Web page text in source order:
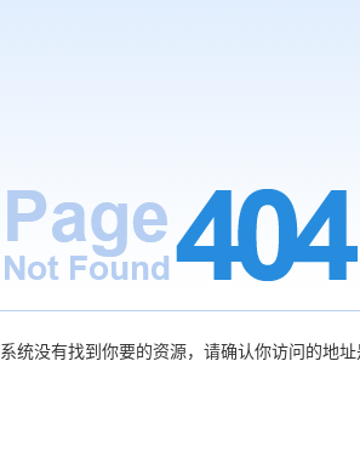
系统没有找到你要的资源，请确认你访问的地